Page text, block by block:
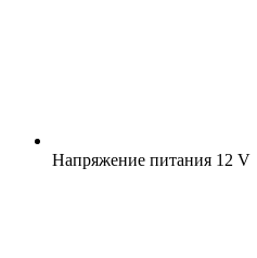
Напряжение питания 12 V